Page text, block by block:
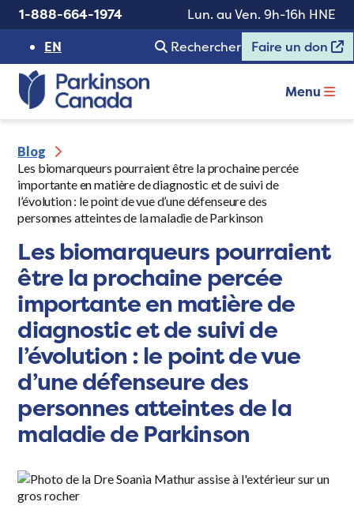
1-888-664-1974
Lun. au Ven. 9h-16h HNE
EN
Rechercher Faire un don
Menu
Blog
Les biomarqueurs pourraient être la prochaine percée
importante en matière de diagnostic et de suivi de
l’évolution : le point de vue d’une défenseure des
personnes atteintes de la maladie de Parkinson
Les biomarqueurs pourraient
être la prochaine percée
importante en matière de
diagnostic et de suivi de
l’évolution : le point de vue
d’une défenseure des
personnes atteintes de la
maladie de Parkinson